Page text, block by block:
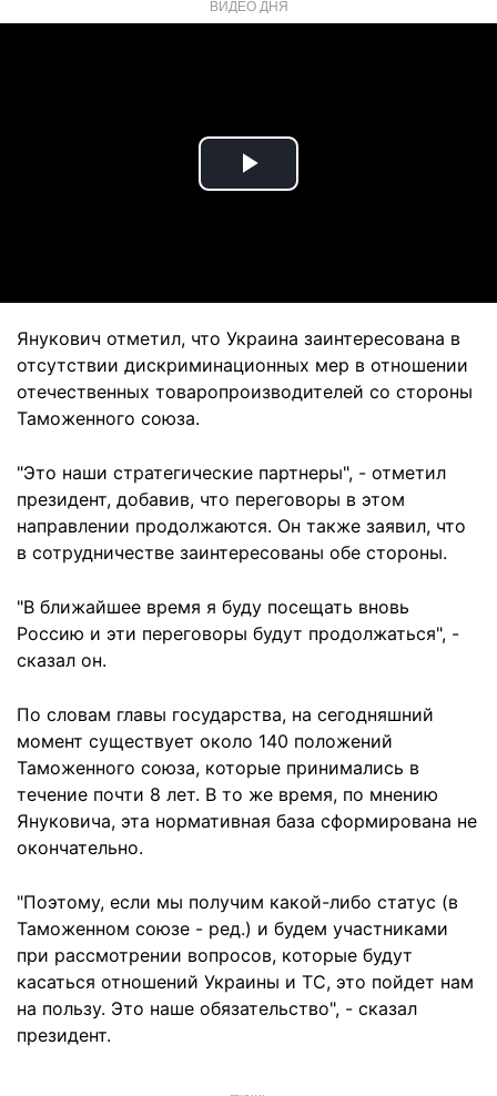
ВИДЕО ДНЯ
Play
Янукович отметил, что Украина заинтересована в
отсутствии дискриминационных мер в отношении
отечественных товаропроизводителей со стороны
Таможенного союза.
"Это наши стратегические партнеры", - отметил
президент, добавив, что переговоры в этом
направлении продолжаются. Он также заявил, что
в сотрудничестве заинтересованы обе стороны.
"В ближайшее время я буду посещать вновь
Россию и эти переговоры будут продолжаться", -
сказал он.
По словам главы государства, на сегодняшний
момент существует около 140 положений
Таможенного союза, которые принимались в
течение почти 8 лет. В то же время, по мнению
Януковича, эта нормативная база сформирована не
окончательно.
"Поэтому, если мы получим какой-либо статус (в
Таможенном союзе - ред.) и будем участниками
при рассмотрении вопросов, которые будут
касаться отношений Украины и ТС, это пойдет нам
на пользу. Это наше обязательство", - сказал
президент.